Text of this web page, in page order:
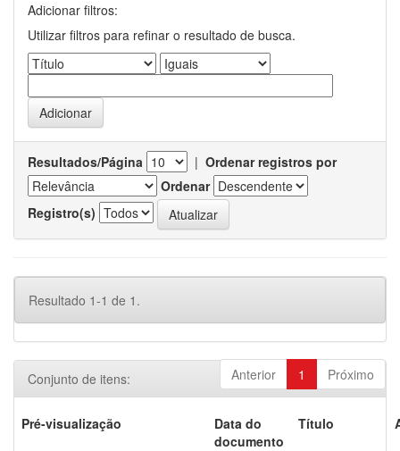
Adicionar filtros:
Utilizar filtros para refinar o resultado de busca.
Resultados/Página | Ordenar registros por
Ordenar
Registro(s)
Resultado 1-1 de 1.
Anterior 1 Próximo
Conjunto de itens:
Pré-visualização
Data do
documento
Título